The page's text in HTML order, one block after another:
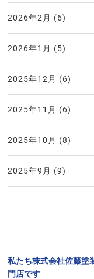
2026年2月 (6)
2026年1月 (5)
2025年12月 (6)
2025年11月 (6)
2025年10月 (8)
2025年9月 (9)
私たち株式会社佐藤塗
門店です